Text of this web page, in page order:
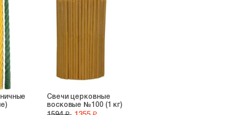
Свечи церковные
восковые №100 (1 кг)